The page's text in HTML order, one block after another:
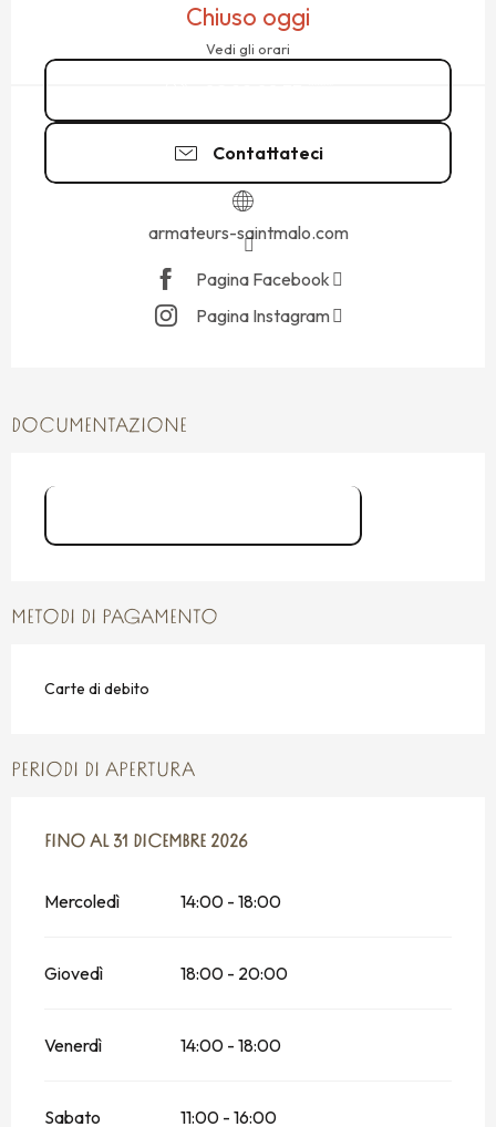
Chiuso oggi
Vedi gli orari
Contattateci
armateurs-saintmalo.com
Pagina Facebook
Pagina Instagram
DOCUMENTAZIONE
METODI DI PAGAMENTO
Carte di debito
PERIODI DI APERTURA
DAL3 APRILE 2026AL31 DICEMBRE 2026
FINO AL31 DICEMBRE 2026
Mercoledì 14:00 - 18:00
Giovedì 18:00 - 20:00
Venerdì 14:00 - 18:00
Sabato 11:00 - 16:00